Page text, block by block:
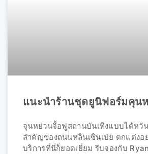
แนะนำร้านชุดยูนิฟอร์มคุน
จุนหย่วนจื้อฟูสถานบันเทิงแบบไต้หวั
สำคัญของถนนหลินเซินเป่ย ตกแต่งอ
บริการที่นี่ก็ยอดเยี่ยม รีบจองกับ